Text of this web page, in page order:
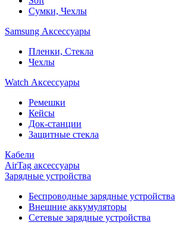
Сумки, Чехлы
Samsung Аксессуары
Пленки, Стекла
Чехлы
Watch Аксессуары
Ремешки
Кейсы
Док-станции
Защитные стекла
Кабели
AirTag аксессуары
Зарядные устройства
Беспроводные зарядные устройства
Внешние аккумуляторы
Сетевые зарядные устройства